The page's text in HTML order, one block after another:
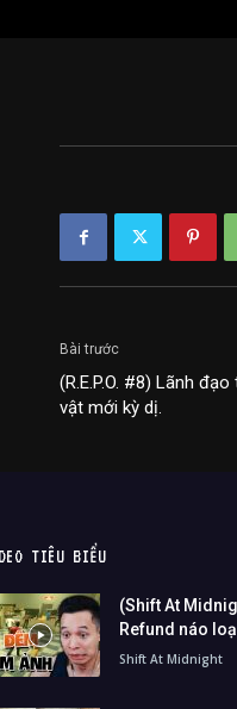
Bài trước
(R.E.P.O. #8) Lãnh
vật mới kỳ dị.
TIÊU BIỂU
(Shift At
Refund náo
Shift At Midnight